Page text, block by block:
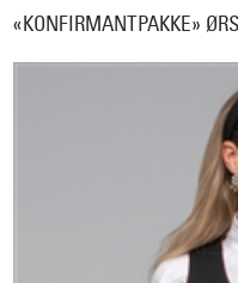
«KONFIRMANTPAKKE»